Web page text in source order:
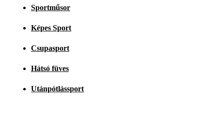
Sportműsor
Képes Sport
Csupasport
Hátsó füves
Utánpótlássport